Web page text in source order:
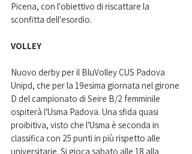
Picena, con l'obiettivo di riscattare la
sconfitta dell'esordio.
VOLLEY
Nuovo derby per il BluVolley CUS Padova
Unipd, che per la 19esima giornata nel girone
D del campionato di Seire B/2 femminile
ospiterà l'Usma Padova. Una sfida quasi
proibitiva, visto che l'Usma è seconda in
classifica con 25 punti in più rispetto alle
universitarie. Si gioca sabato alle 18 alla